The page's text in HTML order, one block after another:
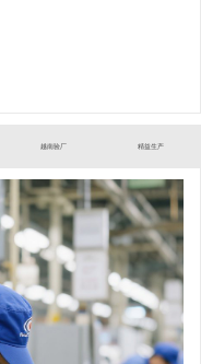
越南验厂 精益生产